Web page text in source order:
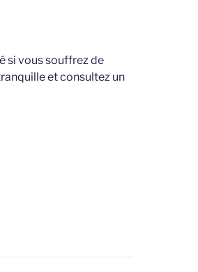
si vous souffrez de
et consultez un